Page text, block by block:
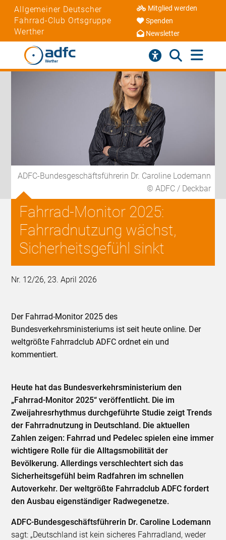
Allgemeiner Deutscher
Fahrrad-Club Ortsgruppe
Werther
Mitglied werden
Spenden
Newsletter
ADFC-Bundesgeschäftsführerin Dr. Caroline Lodemann
© ADFC / Deckbar
Fahrrad-Monitor 2025:
Fahrradnutzung wächst,
Sicherheitsgefühl sinkt
Nr. 12/26, 23. April 2026
Der Fahrrad-Monitor 2025 des
Bundesverkehrsministeriums ist seit heute online. Der
weltgrößte Fahrradclub ADFC ordnet ein und
kommentiert.
Heute hat das Bundesverkehrsministerium den
„Fahrrad-Monitor 2025“ veröffentlicht. Die im
Zweijahresrhythmus durchgeführte Studie zeigt Trends
der Fahrradnutzung in Deutschland. Die aktuellen
Zahlen zeigen: Fahrrad und Pedelec spielen eine immer
wichtigere Rolle für die Alltagsmobilität der
Bevölkerung. Allerdings verschlechtert sich das
Sicherheitsgefühl beim Radfahren im schnellen
Autoverkehr. Der weltgrößte Fahrradclub ADFC fordert
den Ausbau eigenständiger Radwegenetze.
ADFC-Bundesgeschäftsführerin Dr. Caroline Lodemann
sagt: „Deutschland ist kein sicheres Fahrradland, weder